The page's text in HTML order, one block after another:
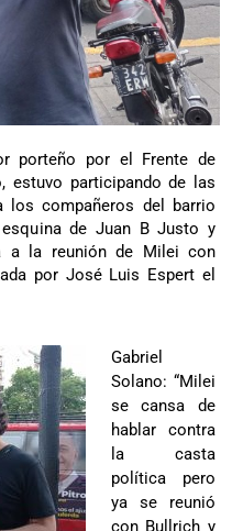
porteño por el Frente de
estuvo participando de las
los compañeros del barrio
de Juan B Justo y
a la reunión de Milei con
por José Luis Espert el
Gabriel
Solano: “Milei
se cansa de
hablar contra
la casta
política pero
ya se reunió
con Bullrich y